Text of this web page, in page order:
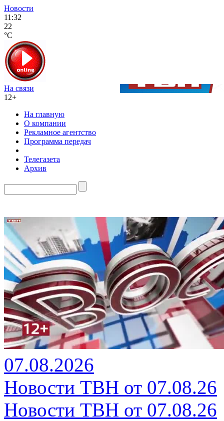
Новости
11:32
22
°C
На связи
12+
На главную
О компании
Рекламное агентство
Программа передач
Телегазета
Архив
07.08.2026
Новости ТВН от 07.08.26
Новости ТВН от 07.08.26